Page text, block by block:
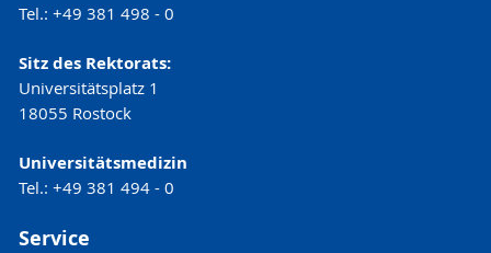
Tel.: +49 381 498 - 0
Sitz des Rektorats:
Universitätsplatz 1
18055 Rostock
Universitätsmedizin
Tel.: +49 381 494 - 0
Service